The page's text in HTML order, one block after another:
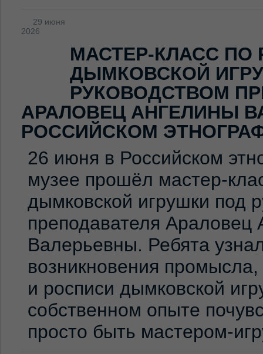
29 июня
2026
МАСТЕР-КЛАСС ПО
ДЫМКОВСКОЙ
РУКОВОДСТВОМ
АРАЛОВЕЦ АНГЕЛИНЫ
РОССИЙСКОМ
26 июня в Российском
музее прошёл мастер-
дымковской игрушки под
преподавателя Араловец
Валерьевны. Ребята
возникновения
и росписи дымковской
собственном опыте
просто быть мастером-